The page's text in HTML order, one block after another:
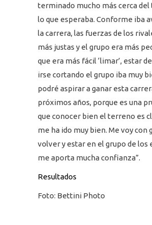
terminado mucho más cerca
lo que esperaba. Conforme iba
la carrera, las fuerzas de los
más justas y el grupo era más
que era más fácil ‘limar’, estar
irse cortando el grupo iba muy
podré aspirar a ganar esta
próximos años, porque es una
que conocer bien el terreno es
me ha ido muy bien. Me voy con
volver y estar en el grupo de los
me aporta mucha confianza”.
Resultados
Foto: Bettini Photo